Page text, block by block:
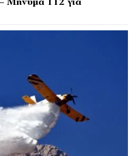
Μήνυμα 112 για